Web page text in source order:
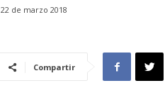
22 de marzo 2018
Compartir